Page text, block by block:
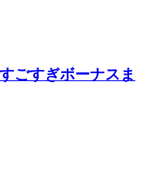
ごすぎボーナスま